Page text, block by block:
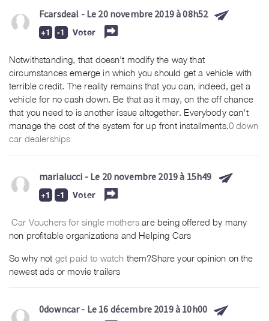
Fcarsdeal - Le 20 novembre 2019 à 08h52
Voter
Notwithstanding, that doesn't modify the way that
circumstances emerge in which you should get a vehicle with
terrible credit. The reality remains that you can, indeed, get a
vehicle for no cash down. Be that as it may, on the off chance
that you need to is another issue altogether. Everybody can't
manage the cost of the system for up front installments.0 down
car dealerships
marialucci - Le 20 novembre 2019 à 15h49
Voter
Car Vouchers for single mothers are being offered by many
non profitable organizations and Helping Cars
So why not get paid to watch them?Share your opinion on the
newestads or movie trailers
0downcar- Le 16 décembre 2019 à 10h00